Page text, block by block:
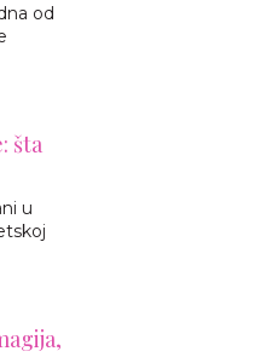
od
šta
u